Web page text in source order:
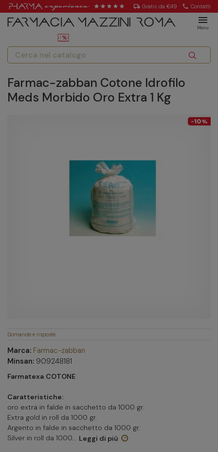
local_shipping Gratis da €49 call Contatti
menu
Menu
Farmac-zabban Cotone Idrofilo
Meds Morbido Oro Extra 1 Kg
-10%
Domande e risposte
Marca: Farmac-zabban
Minsan: 909248181
Farmatexa COTONE
Caratteristiche:
oro extra in falde in sacchetto da 1000 gr.
Extra gold in roll da 1000 gr.
Argento in falde in sacchetto da 1000 gr.
Silver in roll da 1000... Leggi di più